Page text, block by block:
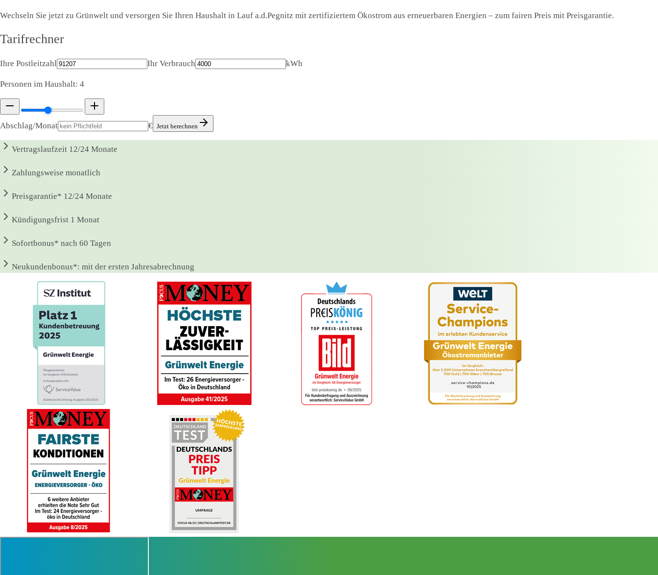
Wechseln Sie jetzt zu Grünwelt und versorgen Sie Ihren Haushalt in Lauf a.d.Pegnitz mit zertifiziertem Ökostrom aus erneuerbaren Energien – zum fairen Preis mit Preisgarantie.
Tarifrechner
Ihre Postleitzahl Ihr Verbrauch kWh
Personen im Haushalt: 4
Abschlag/Monat € Jetzt berechnen
Vertragslaufzeit 12/24 Monate
Zahlungsweise monatlich
Preisgarantie* 12/24 Monate
Kündigungsfrist 1 Monat
Sofortbonus* nach 60 Tagen
Neukundenbonus*: mit der ersten Jahresabrechnung